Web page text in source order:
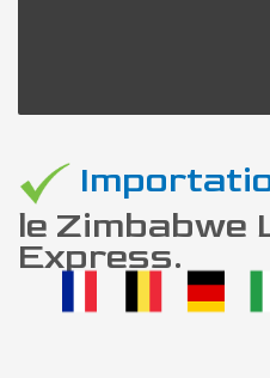
le Zimbabwe
Express.